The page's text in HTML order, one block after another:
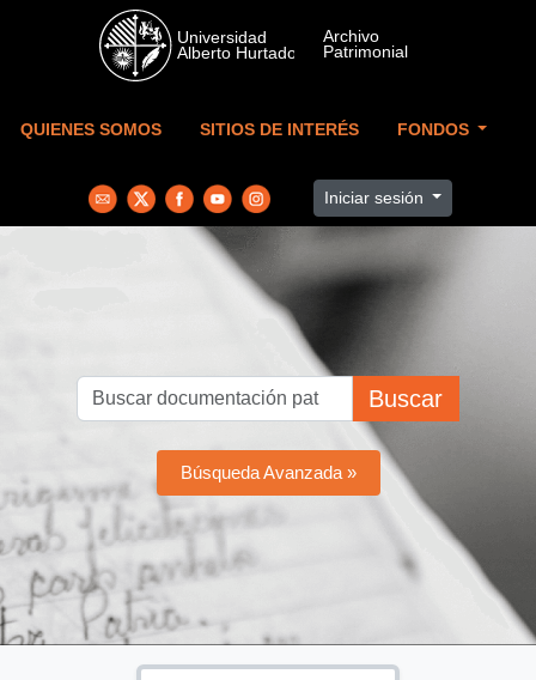
Skip to main content
QUIENES SOMOS SITIOS DE INTERÉS FONDOS
Iniciar sesión
Buscar
Búsqueda Avanzada »